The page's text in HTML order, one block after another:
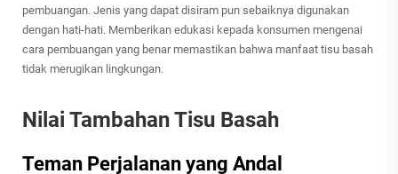
pembuangan. Jenis yang dapat disiram pun sebaiknya digunakan
dengan hati-hati. Memberikan edukasi kepada konsumen mengenai
cara pembuangan yang benar memastikan bahwa manfaat tisu basah
tidak merugikan lingkungan.
Nilai Tambahan Tisu Basah
Teman Perjalanan yang Andal